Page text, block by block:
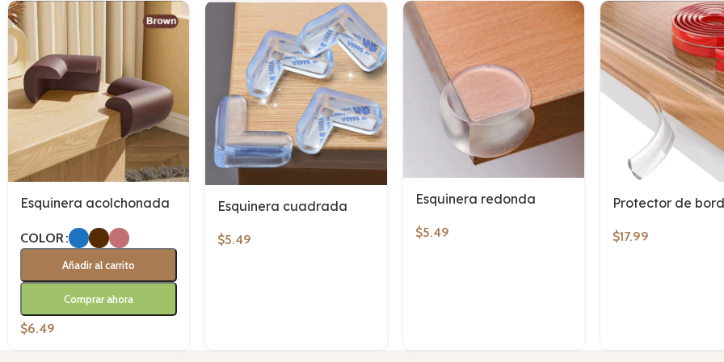
Esquinera acolchonada
COLOR
Añadir al carrito
Comprar ahora
$6.49
Esquinera cuadrada
$5.49
Esquinera redonda
$5.49
Protector de
$17.99